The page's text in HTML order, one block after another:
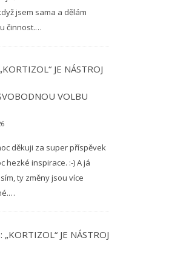
jsem sama a dělám
činnost.…
„KORTIZOL“ JE NÁSTROJ
VOLBU
děkuji za super příspěvek
hezké inspirace. :-) A já
ty změny jsou více
: „KORTIZOL“ JE NÁSTROJ